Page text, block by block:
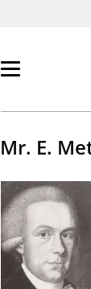
Primair
tonen/
Mr. E.